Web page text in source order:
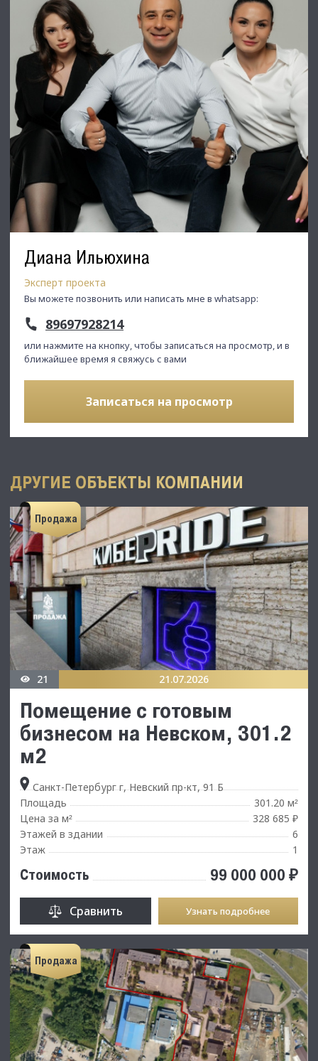
Диана Ильюхина
Эксперт проекта
Вы можете позвонить или написать мне в whatsapp:
89697928214
или нажмите на кнопку, чтобы записаться на просмотр, и в
ближайшее время я свяжусь с вами
Записаться на просмотр
ДРУГИЕ ОБЪЕКТЫ КОМПАНИИ
Продажа
21 21.07.2026
Помещение с готовым
бизнесом на Невском, 301.2
м2
Санкт-Петербург г, Невский пр-кт, 91 Б
Площадь
301.20 м²
Цена за м²
328 685 ₽
Этажей в здании
6
Этаж
1
Стоимость 99 000 000 ₽
Сравнить Узнать подробнее
Продажа